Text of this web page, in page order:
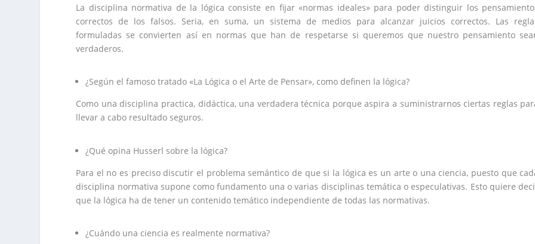
La disciplina normativa de la lógica consiste en fijar «normas ideales» para poder distinguir los
correctos de los falsos. Seria, en suma, un sistema de medios para alcanzar juicios correctos. Las
formuladas se convierten así en normas que han de respetarse si queremos que nuestro pensamiento
verdaderos.
¿Según el famoso tratado «La Lógica o el Arte de Pensar», como definen la lógica?
Como una disciplina practica, didáctica, una verdadera técnica porque aspira a suministrarnos ciertas reglas
llevar a cabo resultado seguros.
¿Qué opina Husserl sobre la lógica?
Para el no es preciso discutir el problema semántico de que si la lógica es un arte o una ciencia, puesto que
disciplina normativa supone como fundamento una o varias disciplinas temática o especulativas. Esto quiere
que la lógica ha de tener un contenido temático independiente de todas las normativas.
¿Cuándo una ciencia es realmente normativa?